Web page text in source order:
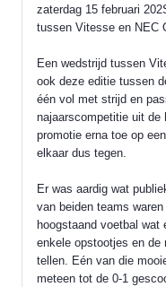
zaterdag 15 februari
tussen Vitesse en NEC
Een wedstrijd tussen
ook deze editie tussen
één vol met strijd en
najaarscompetitie uit
promotie erna toe op
elkaar dus tegen.
Er was aardig wat
van beiden teams
hoogstaand voetbal
enkele opstootjes en de
tellen. Eén van die
meteen tot de 0-1